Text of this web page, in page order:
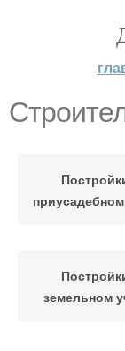
приусадебном
земельном